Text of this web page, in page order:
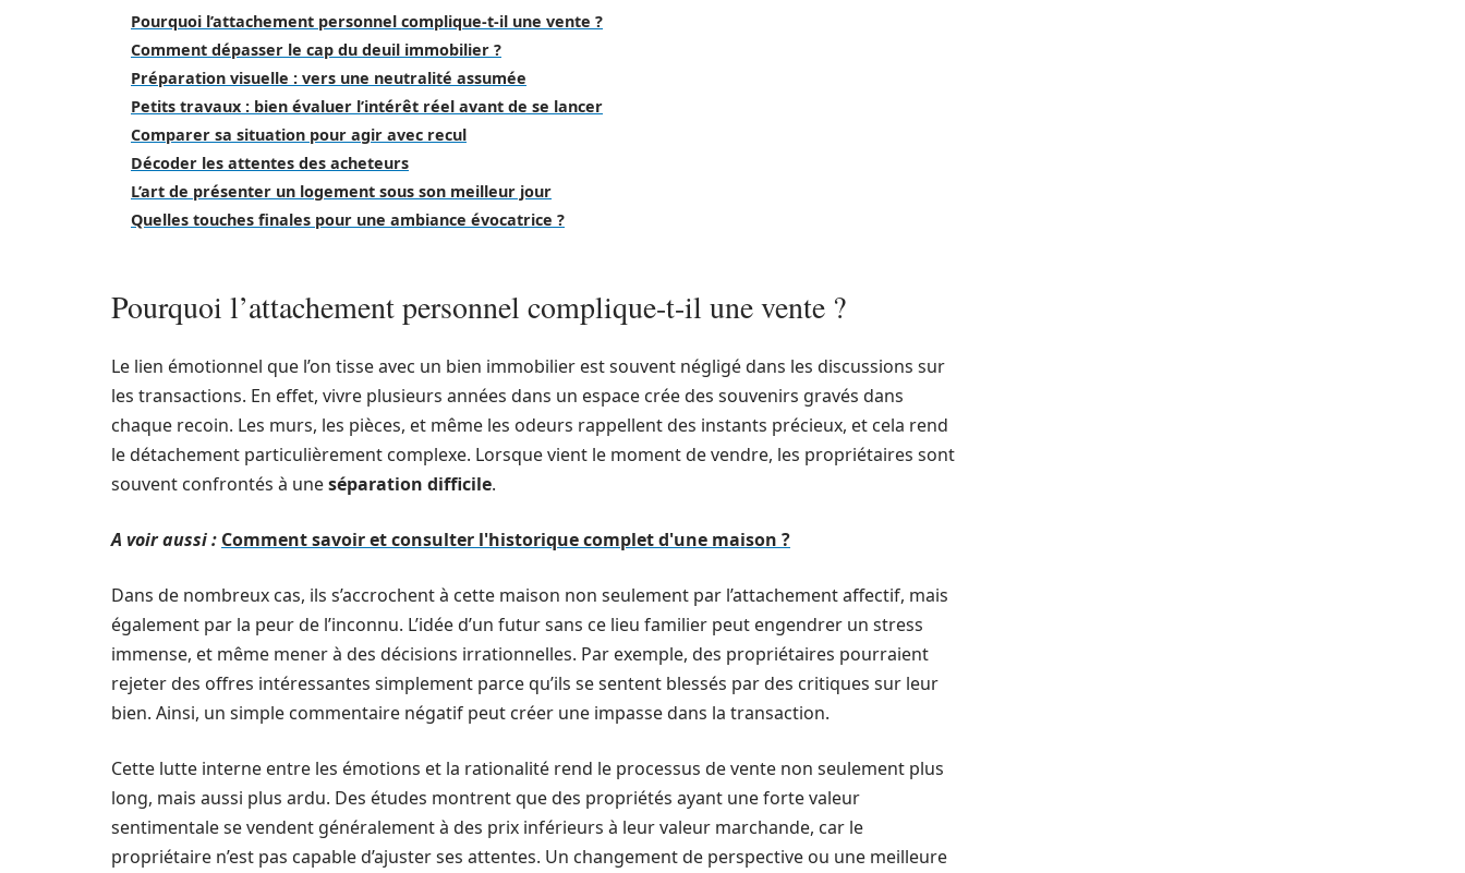
Pourquoi l’attachement personnel complique-t-il une vente ?
Comment dépasser le cap du deuil immobilier ?
Préparation visuelle : vers une neutralité assumée
Petits travaux : bien évaluer l’intérêt réel avant de se lancer
Comparer sa situation pour agir avec recul
Décoder les attentes des acheteurs
L’art de présenter un logement sous son meilleur jour
Quelles touches finales pour une ambiance évocatrice ?
Pourquoi l’attachement personnel complique-t-il une vente ?
Le lien émotionnel que l’on tisse avec un bien immobilier est souvent négligé dans les discussions sur
les transactions. En effet, vivre plusieurs années dans un espace crée des souvenirs gravés dans
chaque recoin. Les murs, les pièces, et même les odeurs rappellent des instants précieux, et cela rend
le détachement particulièrement complexe. Lorsque vient le moment de vendre, les propriétaires sont
souvent confrontés à uneséparation difficile.
A voir aussi : Comment savoir et consulter l'historique complet d'une maison ?
Dans de nombreux cas, ils s’accrochent à cette maison non seulement par l’attachement affectif, mais
également par la peur de l’inconnu. L’idée d’un futur sans ce lieu familier peut engendrer un stress
immense, et même mener à des décisions irrationnelles. Par exemple, des propriétaires pourraient
rejeter des offres intéressantes simplement parce qu’ils se sentent blessés par des critiques sur leur
bien. Ainsi, un simple commentaire négatif peut créer une impasse dans la transaction.
Cette lutte interne entre les émotions et la rationalité rend le processus de vente non seulement plus
long, mais aussi plus ardu. Des études montrent que des propriétés ayant une forte valeur
sentimentale se vendent généralement à des prix inférieurs à leur valeur marchande, car le
propriétaire n’est pas capable d’ajuster ses attentes. Un changement de perspective ou une meilleure